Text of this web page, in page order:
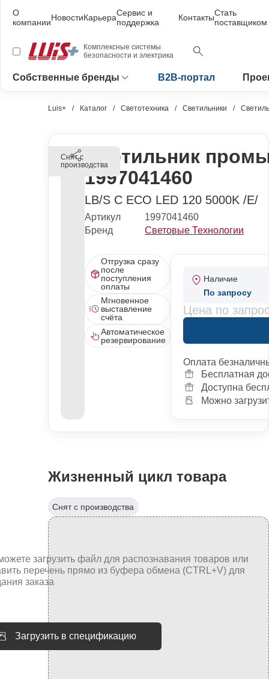
О
компанииНовостиКарьераСервис и
поддержка
КонтактыСтать
поставщиком
Комплексные системы
безопасности и электрика
Собственные бренды B2B-портал
Luis+ Каталог Светотехника Светильники
Снят с
производстваСветильник
1997041460
LB/S C ECO LED 120 5000K /E/
Артикул
1997041460
Бренд
Световые Технологии
Отгрузка сразу
после
поступления
оплаты
Мгновенное
выставление
счёта
Автоматическое
резервирование
Наличие
По запросу
Цена по
Оплата
Бесплатная
Доступна
Можно
Жизненный цикл товара
Снят с производства
Загрузить в спецификацию